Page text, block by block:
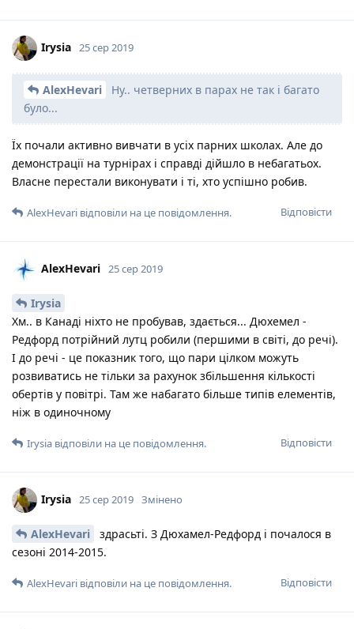
Irysia 25 сер 2019
AlexHevari
Ну.. четверних в парах не так і багато
було...
Їх почали активно вивчати в усіх парних школах. Але до
демонстрації на турнірах і справді дійшло в небагатьох.
Власне перестали виконувати і ті, хто успішно робив.
Відповісти
AlexHevari відповіли на це повідомлення.
AlexHevari 25 сер 2019
Irysia
Хм.. в Канаді ніхто не пробував, здається... Дюхемел -
Редфорд потрійний лутц робили (першими в світі, до речі).
І до речі - це показник того, що пари цілком можуть
розвиватись не тільки за рахунок збільшення кількості
обертів у повітрі. Там же набагато більше типів елементів,
ніж в одиночному
Відповісти
Irysia відповіли на це повідомлення.
Irysia 25 сер 2019 Змінено
AlexHevari
здрасьті. З Дюхамел-Редфорд і почалося в
сезоні 2014-2015.
Відповісти
AlexHevari відповіли на це повідомлення.